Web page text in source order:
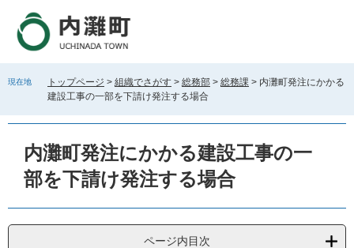
す
し
現在地 トップページ > 組織でさがす > 総務部 > 総務課 > 内灘町発注にかかる
建設工事の一部を下請け発注する場合
内灘町発注にかかる建設工事の一
部を下請け発注する場合
ページ内目次